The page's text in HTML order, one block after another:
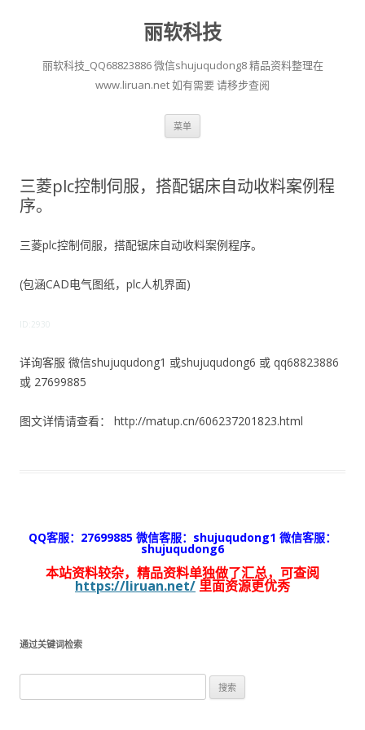
丽软科技
丽软科技_QQ68823886 微信shujuqudong8 精品资料整理在
www.liruan.net 如有需要 请移步查阅
菜单
三菱plc控制伺服，搭配锯床自动收料案例程
序。
三菱plc控制伺服，搭配锯床自动收料案例程序。
(包涵CAD电气图纸，plc人机界面)
ID:2930
详询客服 微信shujuqudong1 或shujuqudong6 或 qq68823886
或 27699885
图文详情请查看： http://matup.cn/606237201823.html
QQ客服：27699885 微信客服：shujuqudong1 微信客服：
shujuqudong6
本站资料较杂，精品资料单独做了汇总，可查阅
https://liruan.net/ 里面资源更优秀
通过关键词检索
索：